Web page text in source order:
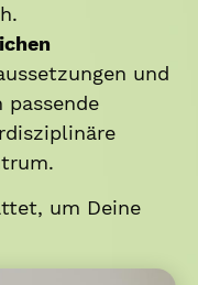
und
um Deine